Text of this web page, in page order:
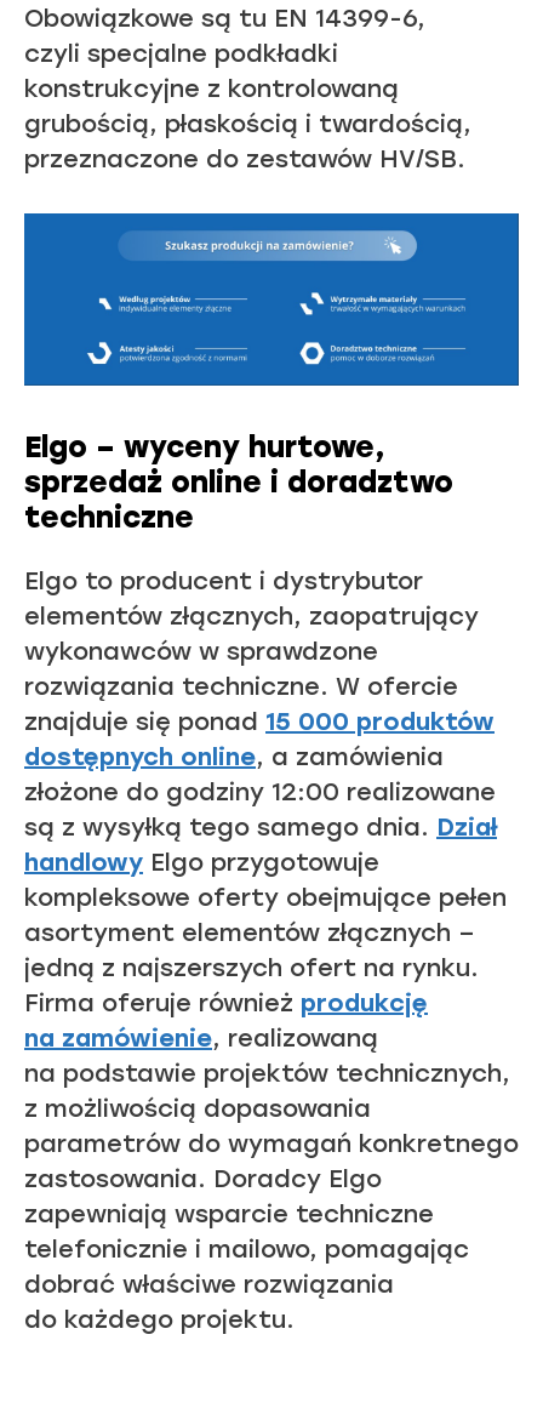
Obowiązkowe są tu EN 14399-6,
czyli specjalne podkładki
konstrukcyjne z kontrolowaną
grubością, płaskością i twardością,
przeznaczone do zestawów HV/SB.
Elgo – wyceny hurtowe,
sprzedaż online i doradztwo
techniczne
Elgo to producent i dystrybutor
elementów złącznych, zaopatrujący
wykonawców w sprawdzone
rozwiązania techniczne. W ofercie
znajduje się ponad 15 000 produktów
dostępnych online, a zamówienia
złożone do godziny 12:00 realizowane
są z wysyłką tego samego dnia. Dział
handlowy Elgo przygotowuje
kompleksowe oferty obejmujące pełen
asortyment elementów złącznych –
jedną z najszerszych ofert na rynku.
Firma oferuje również produkcję
na zamówienie, realizowaną
na podstawie projektów technicznych,
z możliwością dopasowania
parametrów do wymagań konkretnego
zastosowania. Doradcy Elgo
zapewniają wsparcie techniczne
telefonicznie i mailowo, pomagając
dobrać właściwe rozwiązania
do każdego projektu.